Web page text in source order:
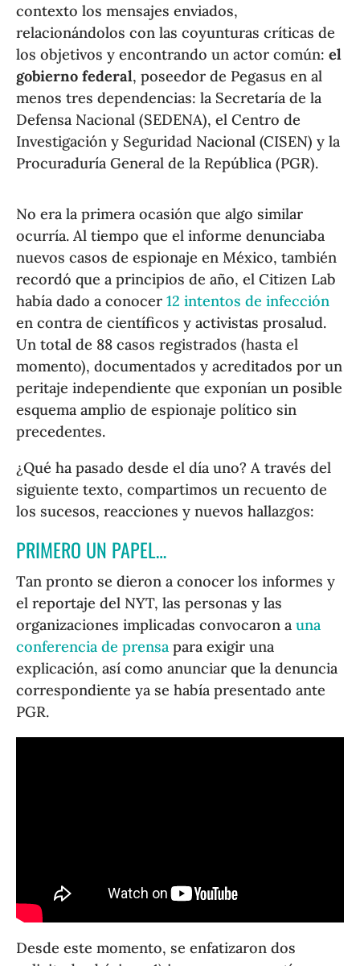
contexto los mensajes enviados,
relacionándolos con las coyunturas críticas de
los objetivos y encontrando un actor común:el
gobierno federal, poseedor de Pegasus en al
menos tres dependencias: la Secretaría de la
Defensa Nacional (SEDENA), el Centro de
Investigación y Seguridad Nacional (CISEN) y la
Procuraduría General de la República (PGR).
No era la primera ocasión que algo similar
ocurría. Al tiempo que el informe denunciaba
nuevos casos de espionaje en México, también
recordó que a principios de año, el Citizen Lab
había dado a conocer12 intentos de infección
en contra de científicos y activistas prosalud.
Un total de 88 casos registrados (hasta el
momento), documentados y acreditados por un
peritaje independiente que exponían un posible
esquema amplio de espionaje político sin
precedentes.
¿Qué ha pasado desde el día uno? A través del
siguiente texto, compartimos un recuento de
los sucesos, reacciones y nuevos hallazgos:
PRIMERO UN PAPEL…
Tan pronto se dieron a conocer los informes y
el reportaje del NYT, las personas y las
organizaciones implicadas convocaron auna
conferencia de prensa para exigir una
explicación, así como anunciar que la denuncia
correspondiente ya se había presentado ante
PGR.
Desde este momento, se enfatizaron dos